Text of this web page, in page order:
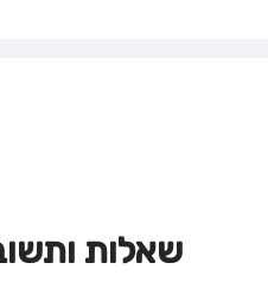
שאלות